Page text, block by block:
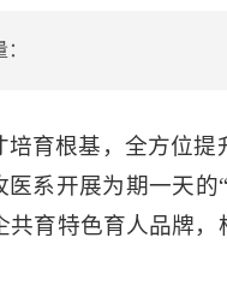
育根基，全方位
系开展为期一天的
育特色育人品牌，